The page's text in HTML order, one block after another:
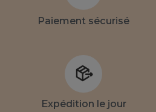
Paiement sécurisé
Expédition le jour